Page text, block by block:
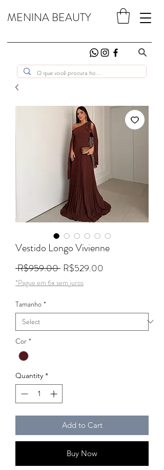
MENINA BEAUTY
Vestido Longo Vivienne
R$959.00 Regular Price
R$529.00
*Pague em 6x sem juros
Tamanho *
Cor *
Quantity *
Add to Cart
Buy Now